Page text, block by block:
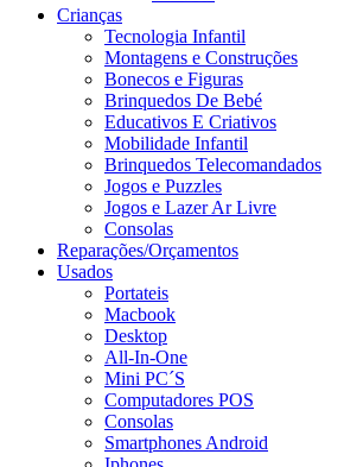
Crianças
Tecnologia Infantil
Montagens e Construções
Bonecos e Figuras
Brinquedos De Bebé
Educativos E Criativos
Mobilidade Infantil
Brinquedos Telecomandados
Jogos e Puzzles
Jogos e Lazer Ar Livre
Consolas
Reparações/Orçamentos
Usados
Portateis
Macbook
Desktop
All-In-One
Mini PC´S
Computadores POS
Consolas
Smartphones Android